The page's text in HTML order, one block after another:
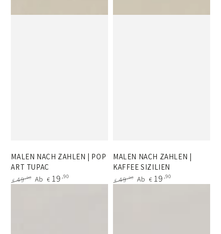
MALEN NACH ZAHLEN | POP
ART TUPAC
Regulärer
€ 49,90
Verkaufspreis
Ab € 19 ,90
MALEN NACH ZAHLEN |
KAFFEE SIZILIEN
Regulärer
€ 49,90
Verkaufspreis
Ab € 19 ,90